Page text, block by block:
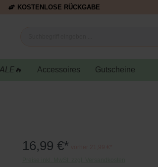
KOSTENLOSE RÜCKGABE
Accessoires Gutscheine
16,99 €*